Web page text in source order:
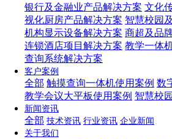
银行及金融业产品解决方案 文化
视化厨房产品解决方案 智慧校园
机构显示设备解决方案 商超及品
连锁酒店项目解决方案 教学一体
查询系统解决方案
客户案例
全部 触摸查询一体机使用案例 数
教学会议大平板使用案例 智慧校
新闻资讯
全部 技术资讯 行业资讯 企业新闻
关于我们